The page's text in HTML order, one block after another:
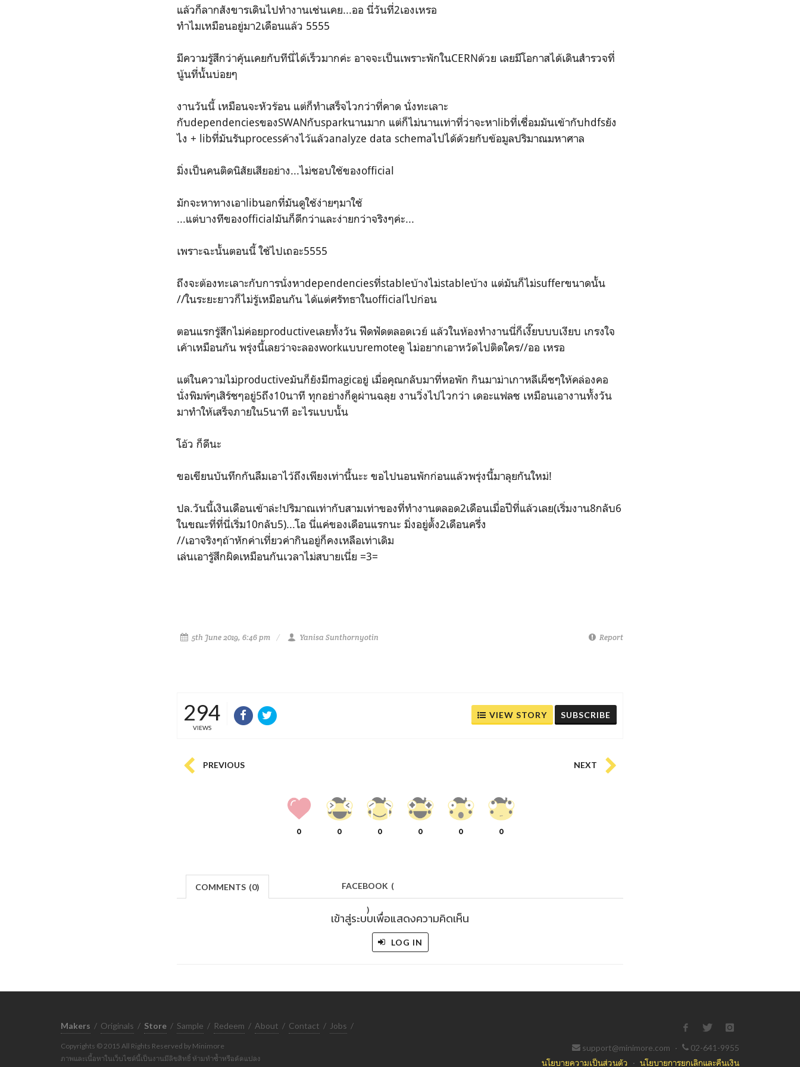
แล้วก็ลากสังขารเดินไปทำงานเช่นเคย...ออ นี่วันที่2เองเหรอ
ทำไมเหมือนอยู่มา2เดือนแล้ว 5555
มีความรู้สึกว่าคุ้นเคยกับทีนี่ได้เร็วมากค่ะ อาจจะเป็นเพราะพักในCERNด้วย เลยมีโอกาสได้เดินสำรวจที่
นู้นที่นั้นบ่อยๆ
งานวันนี้ เหมือนจะหัวร้อน แต่ก็ทำเสร็จไวกว่าที่คาด นั่งทะเลาะ
กับdependenciesของSWANกับsparkนานมาก แต่ก็ไม่นานเท่าที่ว่าจะหาlibที่เชื่อมมันเข้ากับhdfsยัง
ไง + libที่มันรันprocessค้างไว้แล้วanalyze data schemaไปได้ด้วยกับข้อมูลปริมาณมหาศาล
มิ่งเป็นคนติดนิสัยเสียอย่าง...ไม่ชอบใช้ของofficial
มักจะหาทางเอาlibนอกที่มันดูใช้ง่ายๆมาใช้
...แต่บางทีของofficialมันก็ดีกว่าและง่ายกว่าจริงๆค่ะ...
เพราะฉะนั้นตอนนี้ ใช้ไปเถอะ5555
ถึงจะต้องทะเลาะกับการนั่งหาdependenciesที่stableบ้างไม่stableบ้าง แต่มันก็ไม่sufferขนาดนั้น
//ในระยะยาวก็ไม่รู้เหมือนกัน ได้แต่ศรัทธาในofficialไปก่อน
ตอนแรกรู้สึกไม่ค่อยproductiveเลยทั้งวัน ฟึดฟัดตลอดเวย์ แล้วในห้องทำงานนี่ก็เงี๊ยบบบเงียบ เกรงใจ
เค้าเหมือนกัน พรุ่งนี้เลยว่าจะลองworkแบบremoteดู ไม่อยากเอาหวัดไปติดใคร//ออ เหรอ
แต่ในความไม่productiveมันก็ยังมีmagicอยู่ เมื่อคุณกลับมาที่หอพัก กินมาม่าเกาหลีเผ็ชๆให้คล่องคอ
นั่งพิมพ์ๆเสิร์ชๆอยู่5ถึง10นาที ทุกอย่างก็ดูผ่านฉลุย งานวิ่งไปไวกว่า เดอะแฟลช เหมือนเอางานทั้งวัน
มาทำให้เสร็จภายใน5นาที อะไรแบบนั้น
โอ้ว ก็ดีนะ
ขอเขียนบันทึกกันลืมเอาไว้ถึงเพียงเท่านี้นะะ ขอไปนอนพักก่อนแล้วพรุ่งนี้มาลุยกันใหม่!
ปล.วันนี้เงินเดือนเข้าล่ะ!ปริมาณเท่ากับสามเท่าของที่ทำงานตลอด2เดือนเมื่อปีที่แล้วเลย(เริ่มงาน8กลับ6
ในขณะที่ที่นี่เริ่ม10กลับ5)...โอ นี่แค่ของเดือนแรกนะ มิ่งอยู่ตั้ง2เดือนครึ่ง
//เอาจริงๆถ้าหักค่าเที่ยวค่ากินอยู่ก็คงเหลือเท่าเดิม
เล่นเอารู้สึกผิดเหมือนกันเวลาไม่สบายเนี่ย =3=
5th June 2019, 6:46 pm Yanisa Sunthornyotin Report
294
VIEWS
VIEW STORY SUBSCRIBE
PREVIOUS NEXT
0 0 0 0 0 0
COMMENTS (0) FACEBOOK (
)
เข้าสู่ระบบเพื่อแสดงความคิดเห็น
LOG IN
Makers / Originals / Store / Sample / Redeem / About / Contact / Jobs /
Copyrights © 2015 All Rights Reserved by Minimore
ภาพและเนื้อหาในเว็บไซต์นี้เป็นงานมีลิขสิทธิ์ ห้ามทำซ้ำหรือดัดแปลง
support@minimore.com ·
02-641-9955
นโยบายความเป็นส่วนตัว · นโยบายการยกเลิกและคืนเงิน